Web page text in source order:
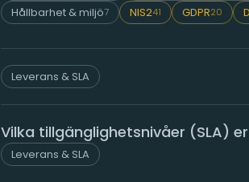
Hållbarhet & miljö7 NIS241 GDPR20
Leverans & SLA
Vilka tillgänglighetsnivåer (SLA)
Leverans & SLA